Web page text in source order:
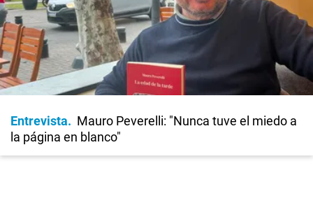
Entrevista
Mauro Peverelli: "Nunca tuve el miedo a
la página en blanco"